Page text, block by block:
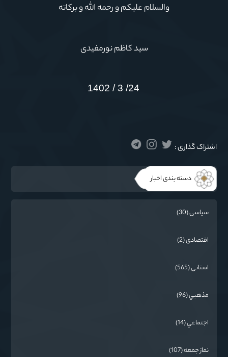
والسلام علیکم و رحمه الله و برکاته
سید کاظم نورمفیدی
24/ 3 / 1402
اشتراک گذاری :
دسته بندی اخبار
سیاسی (30)
اقتصادی (2)
استانی (565)
مذهبي (96)
اجتماعي (14)
نماز جمعه (107)